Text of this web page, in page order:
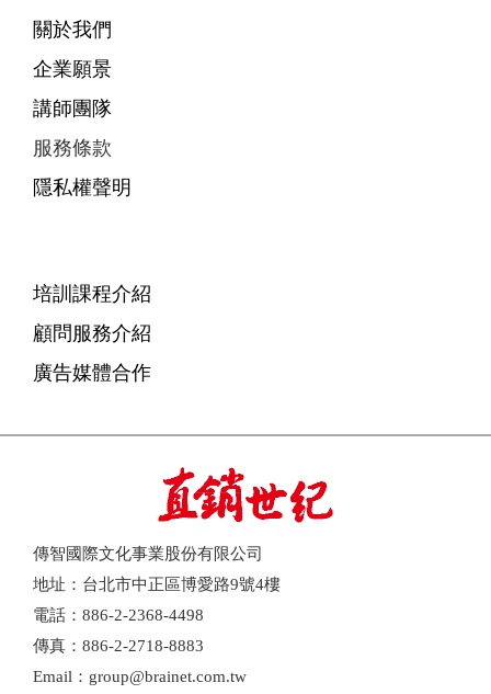
關於我們
企業願景
講師團隊
服務條款
隱私權聲明
培訓課程介紹
顧問服務介紹
廣告媒體合作
傳智國際文化事業股份有限公司
地址：台北市中正區博愛路9號4樓
電話：886-2-2368-4498
傳真：886-2-2718-8883
Email：group@brainet.com.tw